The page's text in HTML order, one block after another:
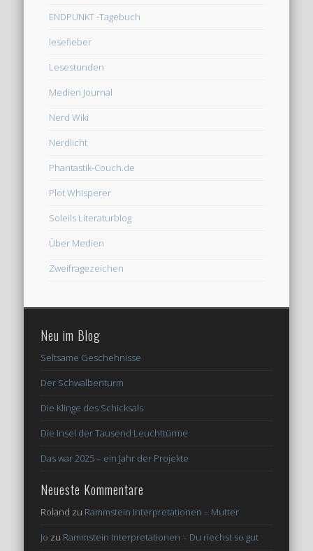
ENDPUNKT -Tagebuch
lesefieber
Lesestunden
Medien Journal
Nerd Wiki
Nerdlicht
Phantastik-Couch.de
Plot Whisperer
Soleils Literaturblog
Über Medien
Zweifragezeichen
Neu im Blog
Seltsame Geschehnisse
Der Schwalbenturm
Die Klinge des Schicksals
Die Insel der Tausend Leuchttürme
Das war 2025 – ein Jahr der Projekte
Neueste Kommentare
Roland zu Rammstein Interpretationen – Mutter
Jo zu Rammstein Interpretationen – Du riechst so gut